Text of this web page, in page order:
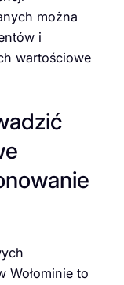
można
i
wartościowe
Wołominie to